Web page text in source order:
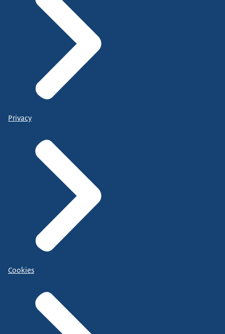
Privacy
Cookies